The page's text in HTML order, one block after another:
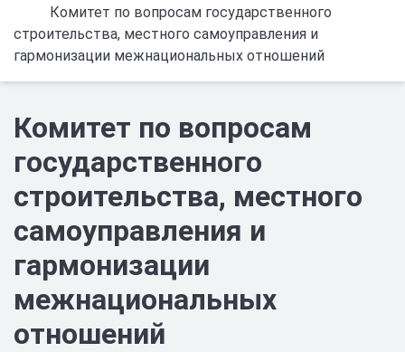
Комитет по вопросам государственного
строительства, местного самоуправления и
гармонизации межнациональных отношений
Комитет по вопросам
государственного
строительства, местного
самоуправления и
гармонизации
межнациональных
отношений